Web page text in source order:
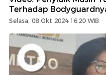
Terhadap
Selasa, 08 Okt 2024 16:20 WIB